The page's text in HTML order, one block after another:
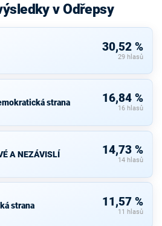
v Odřepsy
30,52 %
29 hlasů
strana 16,84 %
16 hlasů
A NEZÁVISLÍ 14,73 %
14 hlasů
strana 11,57 %
11 hlasů